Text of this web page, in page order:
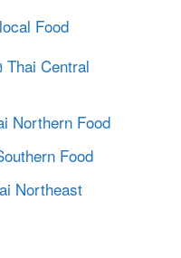
Food
Thai Central
Northern Food
Food
Northeast